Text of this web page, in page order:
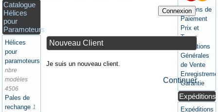
Catalogue
Hélices
pour
Paramoteurs
Hélices
pour
paramoteurs
nbre
modèles
4506
Pales de
rechange 1
Connexion
Nouveau Client
Je suis un nouveau client.
Continuer
Moyens de
Paiement
Prix et
Taxes
Conditions
Générales
de Vente
Garantie
Expéditions
Expéditions